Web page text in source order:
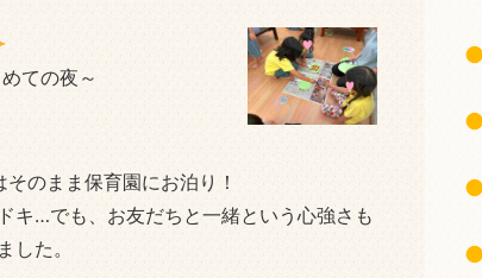
ての夜～
のまま保育園にお泊り！
キ…でも、お友だちと一緒という心強さも
した。